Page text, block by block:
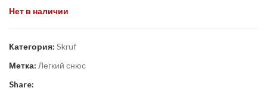
Нет в наличии
Категория: Skruf
Метка: Легкий снюс
Share: